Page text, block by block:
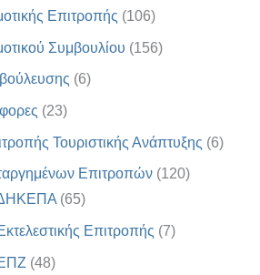
Επιτροπής (106)
Συμβουλίου (156)
(6)
(23)
Τουριστικής Ανάπτυξης (6)
Επιτροπών (120)
ΔΗΚΕΠΑ (65)
Επιτροπής (7)
(48)